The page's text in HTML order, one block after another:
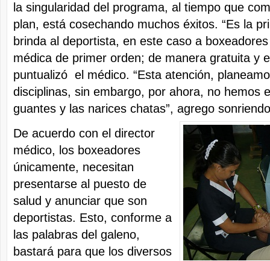
la singularidad del programa, al tiempo que
plan, está cosechando muchos éxitos. “Es la
brinda al deportista, en este caso a
médica de primer orden; de manera gratuita y
puntualizó el médico. “Esta atención,
disciplinas, sin embargo, por ahora, no hemos
guantes y las narices chatas”, agrego
De acuerdo con el director
médico, los boxeadores
únicamente, necesitan
presentarse al puesto de
salud y anunciar que son
deportistas. Esto, conforme a
las palabras del galeno,
bastará para que los diversos